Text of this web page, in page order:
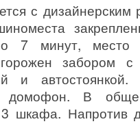
с
7 минут, место
забором
и
домофон. В
шкафа. Напротив